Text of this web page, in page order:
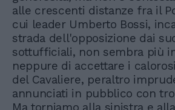
alle crescenti distanze fra il
cui leader Umberto Bossi,
strada dell'opposizione dai
sottufficiali, non sembra più
neppure di accettare i
del Cavaliere, peraltro
annunciati in pubblico con
Ma torniamo alla sinistra e